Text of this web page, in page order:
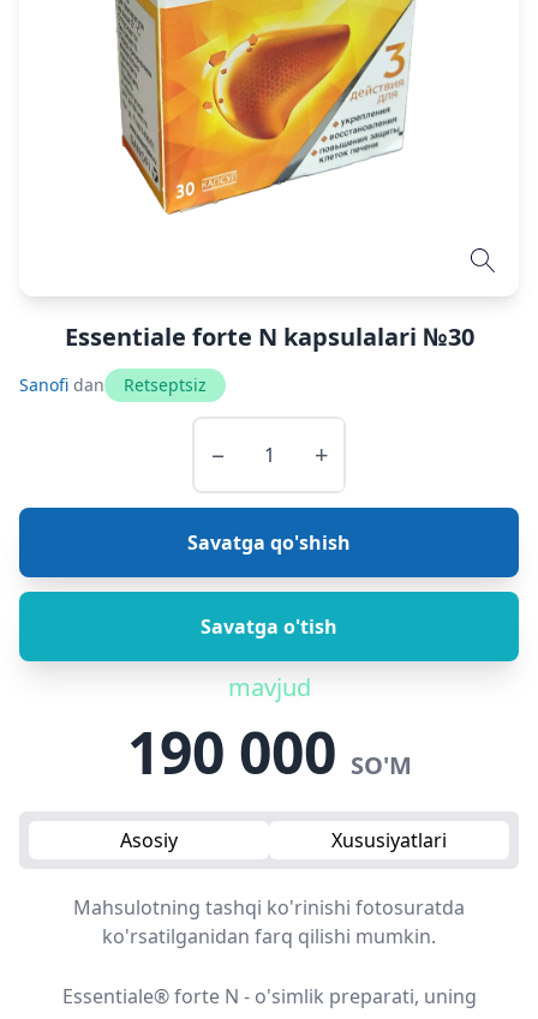
Essentiale forte N kapsulalari №30
Sanofi dan Retseptsiz
− +
Savatga qo'shish
Savatga o'tish
mavjud
190 000 SO'M
Asosiy Xususiyatlari
Mahsulotning tashqi ko'rinishi fotosuratda
ko'rsatilganidan farq qilishi mumkin.
Essentiale® forte N - o'simlik preparati, uning